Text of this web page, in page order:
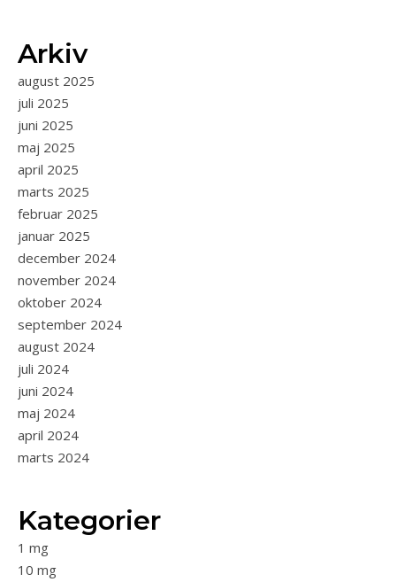
Arkiv
august 2025
juli 2025
juni 2025
maj 2025
april 2025
marts 2025
februar 2025
januar 2025
december 2024
november 2024
oktober 2024
september 2024
august 2024
juli 2024
juni 2024
maj 2024
april 2024
marts 2024
Kategorier
1 mg
10 mg